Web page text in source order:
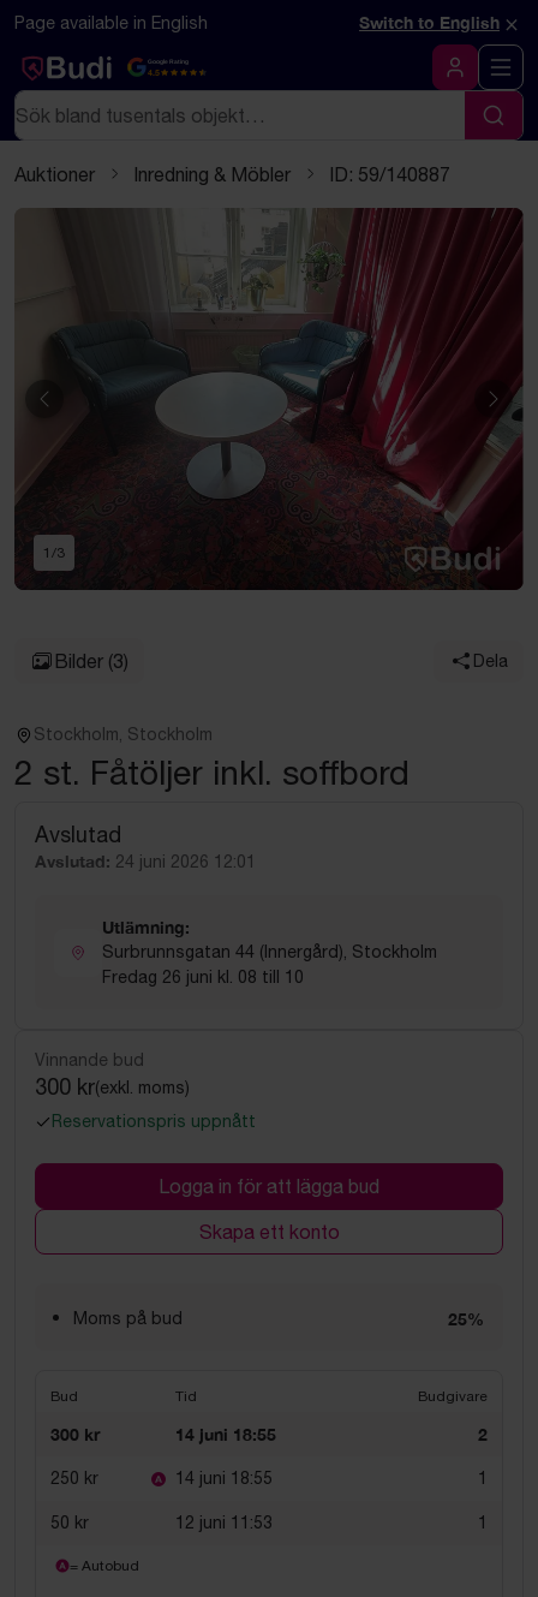
Hoppa till innehåll
Textbaserad (markdown) version av denna sida
Page available in English Switch to English ×
Google Rating
4.5
Logga in
Sök
Sök
Auktioner Inredning & Möbler ID: 59/140887
Föregående
1 /3
Bilder (3) Dela
Stockholm, Stockholm
2 st. Fåtöljer inkl. soffbord
Avslutad
Avslutad: 24 juni 2026 12:01
Utlämning:
Surbrunnsgatan 44 (Innergård), Stockholm
Fredag 26 juni kl. 08 till 10
Vinnande bud
300 kr(exkl. moms)
Reservationspris uppnått
Logga in för att lägga bud
Skapa ett konto
Moms på bud 25%
Bud Tid Budgivare
300 kr 14 juni 18:55 2
250 kr 14 juni 18:55 1
50 kr 12 juni 11:53 1
= Autobud